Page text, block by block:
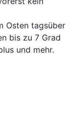
Osten tagsüber
bis zu 7 Grad
und mehr.